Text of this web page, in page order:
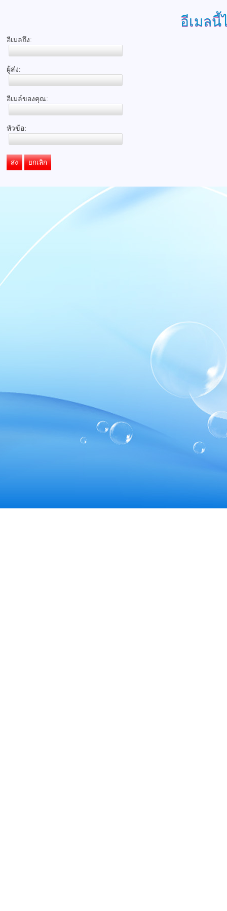
อีเมลนี้
อีเมลถึง:
ผู้ส่ง:
อีเมล์ของคุณ:
หัวข้อ:
ส่ง ยกเลิก